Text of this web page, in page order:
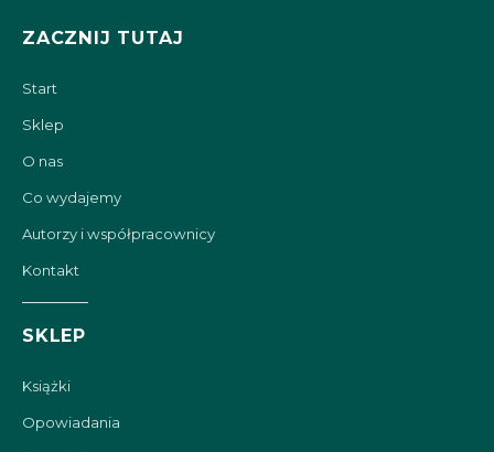
ZACZNIJ TUTAJ
Start
Sklep
O nas
Co wydajemy
Autorzy i współpracownicy
Kontakt
SKLEP
Książki
Opowiadania